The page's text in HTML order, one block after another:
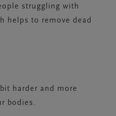
struggling with
helps to remove dead
harder and more
bodies.